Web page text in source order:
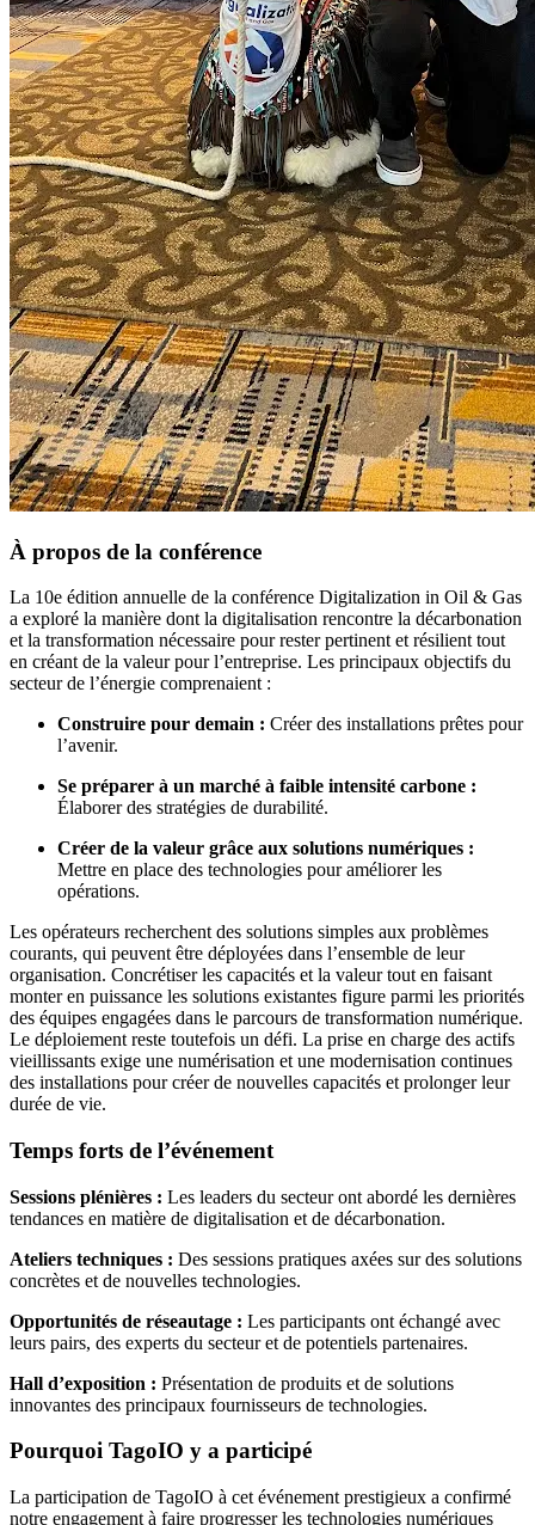
À propos de la conférence
La 10e édition annuelle de la conférence Digitalization in Oil & Gas
a exploré la manière dont la digitalisation rencontre la décarbonation
et la transformation nécessaire pour rester pertinent et résilient tout
en créant de la valeur pour l’entreprise. Les principaux objectifs du
secteur de l’énergie comprenaient :
Construire pour demain : Créer des installations prêtes pour
l’avenir.
Se préparer à un marché à faible intensité carbone :
Élaborer des stratégies de durabilité.
Créer de la valeur grâce aux solutions numériques :
Mettre en place des technologies pour améliorer les
opérations.
Les opérateurs recherchent des solutions simples aux problèmes
courants, qui peuvent être déployées dans l’ensemble de leur
organisation. Concrétiser les capacités et la valeur tout en faisant
monter en puissance les solutions existantes figure parmi les priorités
des équipes engagées dans le parcours de transformation numérique.
Le déploiement reste toutefois un défi. La prise en charge des actifs
vieillissants exige une numérisation et une modernisation continues
des installations pour créer de nouvelles capacités et prolonger leur
durée de vie.
Temps forts de l’événement
Sessions plénières : Les leaders du secteur ont abordé les dernières
tendances en matière de digitalisation et de décarbonation.
Ateliers techniques : Des sessions pratiques axées sur des solutions
concrètes et de nouvelles technologies.
Opportunités de réseautage : Les participants ont échangé avec
leurs pairs, des experts du secteur et de potentiels partenaires.
Hall d’exposition : Présentation de produits et de solutions
innovantes des principaux fournisseurs de technologies.
Pourquoi TagoIO y a participé
La participation de TagoIO à cet événement prestigieux a confirmé
notre engagement à faire progresser les technologies numériques